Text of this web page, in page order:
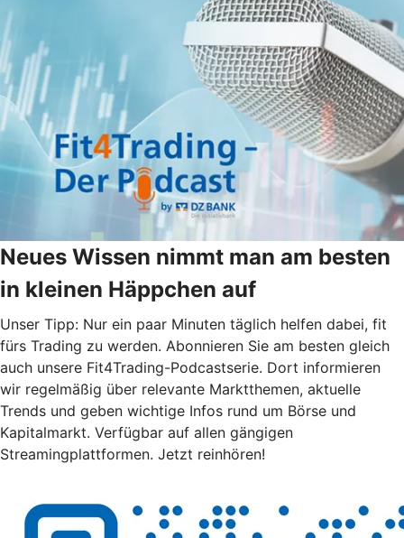
Neues Wissen nimmt man am besten
in kleinen Häppchen auf
Unser Tipp: Nur ein paar Minuten täglich helfen dabei, fit
fürs Trading zu werden. Abonnieren Sie am besten gleich
auch unsere Fit4Trading-Podcastserie. Dort informieren
wir regelmäßig über relevante Marktthemen, aktuelle
Trends und geben wichtige Infos rund um Börse und
Kapitalmarkt. Verfügbar auf allen gängigen
Streamingplattformen. Jetzt reinhören!